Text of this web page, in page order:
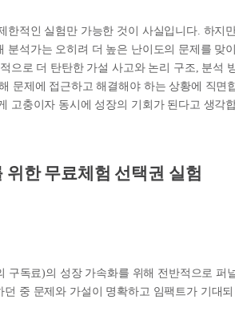
한적인 실험만 가능한 것이 사실입니다. 하지
분석가는 오히려 더 높은 난이도의 문제를 맞
으로 더 탄탄한 가설 사고와 논리 구조, 분석
문제에 접근하고 해결해야 하는 상황에 직면
고충이자 동시에 성장의 기회가 된다고 생각
위한 무료체험 선택권 실험
구독료)의 성장 가속화를 위해 전반적으로 퍼
던 중 문제와 가설이 명확하고 임팩트가 기대되